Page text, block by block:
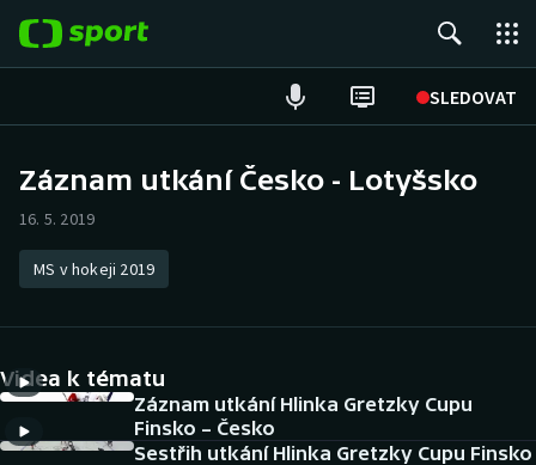
SLEDOVAT
Hokej
Tenis
Atletika
Cyklistika
DALŠÍ SPORTY
Záznam utkání Česko - Lotyšsko
16. 5. 2019
MS v hokeji 2019
Videa k tématu
Záznam utkání Hlinka Gretzky Cupu
Finsko – Česko
Sestřih utkání Hlinka Gretzky Cupu Finsko